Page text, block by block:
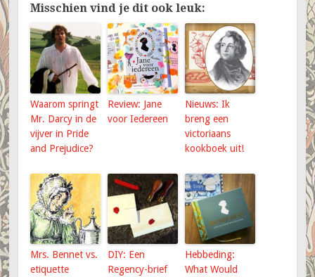
Misschien vind je dit ook leuk:
Waarom springt
Mr. Darcy in de
vijver in Pride
and Prejudice?
Review: Jane
voor Iedereen
Nieuws: Ik
breng een
victoriaans
kookboek uit!
Mrs. Bennet vs.
etiquette
DIY: Een
Regency-brief
Hebbeding:
What Would